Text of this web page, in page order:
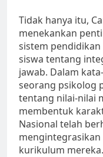
Tidak hanya itu,
menekankan
sistem
siswa tentang
jawab. Dalam
seorang psikolog
tentang nilai-nilai
membentuk
Nasional telah
kurikulum